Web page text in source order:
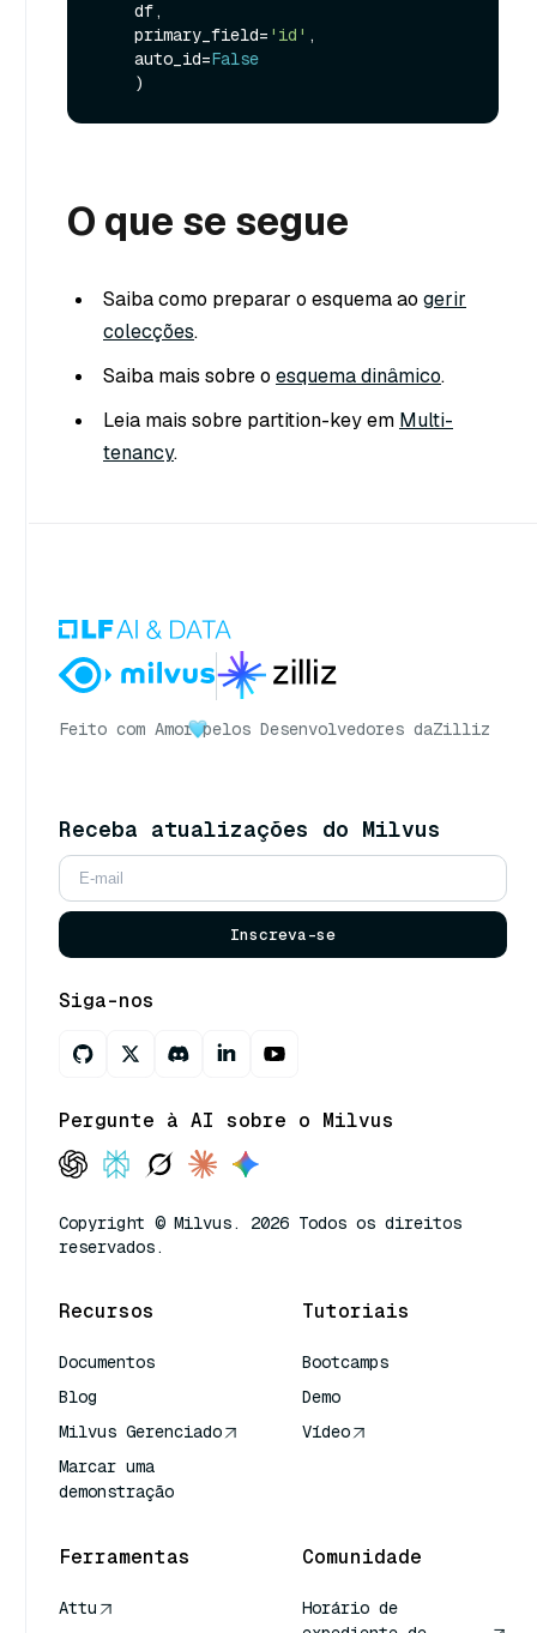
    primary_field=
'id' ,
    auto_id=
False
O que se segue
Saiba como preparar o esquema ao gerir
colecções.
Saiba mais sobre o esquema dinâmico.
Leia mais sobre partition-key em Multi-
tenancy.
Feito com Amor pelos Desenvolvedores daZilliz
Receba atualizações do Milvus
Inscreva-se
Siga-nos
Pergunte à AI sobre o Milvus
Copyright © Milvus. 2026 Todos os direitos
reservados.
Recursos
Documentos
Blog
Milvus Gerenciado
Marcar uma
demonstração
Tutoriais
Bootcamps
Demo
Vídeo
Ferramentas
Attu
Comunidade
Horário de